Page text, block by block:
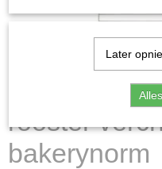
rooster
bakerynorm
Later